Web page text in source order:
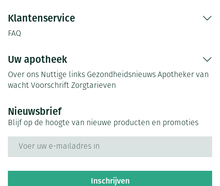
Klantenservice
FAQ
Uw apotheek
Over ons Nuttige links Gezondheidsnieuws Apotheker van
wacht Voorschrift Zorgtarieven
Nieuwsbrief
Blijf op de hoogte van nieuwe producten en promoties
Inschrijven